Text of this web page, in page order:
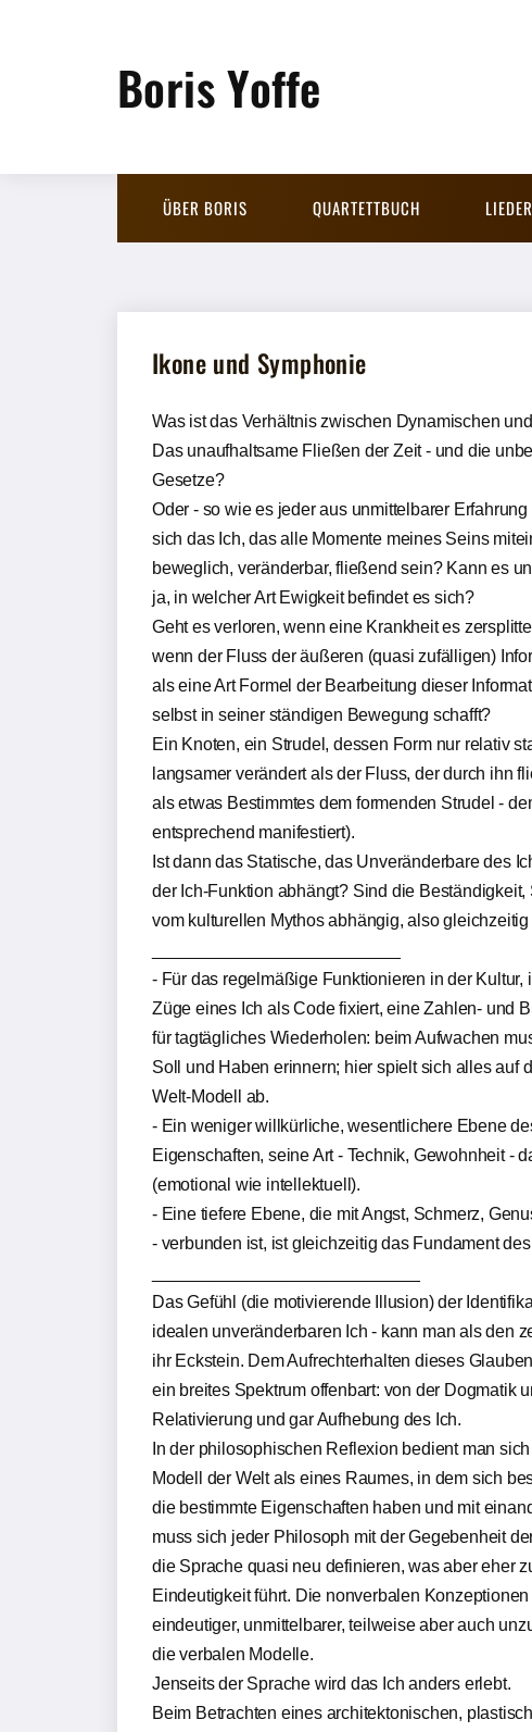
Boris Yoffe
ÜBER BORIS QUARTETTBUCH LIEDER
Ikone und Symphonie
Was ist das Verhältnis zwischen Dynamischen
Das unaufhaltsame Fließen der Zeit - und die
Gesetze?
Oder - so wie es jeder aus unmittelbarer
sich das Ich, das alle Momente meines Seins
beweglich, veränderbar, fließend sein? Kann es
ja, in welcher Art Ewigkeit befindet es sich?
Geht es verloren, wenn eine Krankheit es
wenn der Fluss der äußeren (quasi zufälligen)
als eine Art Formel der Bearbeitung dieser
selbst in seiner ständigen Bewegung schafft?
Ein Knoten, ein Strudel, dessen Form nur relativ
langsamer verändert als der Fluss, der durch ihn
als etwas Bestimmtes dem formenden Strudel -
entsprechend manifestiert).
Ist dann das Statische, das Unveränderbare des
der Ich-Funktion abhängt? Sind die
vom kulturellen Mythos abhängig, also
- Für das regelmäßige Funktionieren in der
Züge eines Ich als Code fixiert, eine Zahlen- und
für tagtägliches Wiederholen: beim Aufwachen
Soll und Haben erinnern; hier spielt sich alles auf
Welt-Modell ab.
- Ein weniger willkürliche, wesentlichere Ebene
Eigenschaften, seine Art - Technik, Gewohnheit -
(emotional wie intellektuell).
- Eine tiefere Ebene, die mit Angst, Schmerz,
- verbunden ist, ist gleichzeitig das Fundament
Das Gefühl (die motivierende Illusion) der
idealen unveränderbaren Ich - kann man als den
ihr Eckstein. Dem Aufrechterhalten dieses
ein breites Spektrum offenbart: von der Dogmatik
Relativierung und gar Aufhebung des Ich.
In der philosophischen Reflexion bedient man
Modell der Welt als eines Raumes, in dem sich
die bestimmte Eigenschaften haben und mit
muss sich jeder Philosoph mit der Gegebenheit
die Sprache quasi neu definieren, was aber eher
Eindeutigkeit führt. Die nonverbalen
eindeutiger, unmittelbarer, teilweise aber auch
die verbalen Modelle.
Jenseits der Sprache wird das Ich anders erlebt.
Beim Betrachten eines architektonischen,